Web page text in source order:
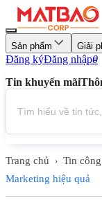
Sản phẩm Giải
Đăng kýĐăng nhập0
Tin khuyến mãi
Trang chủ › Tin
Marketing hiệu quả